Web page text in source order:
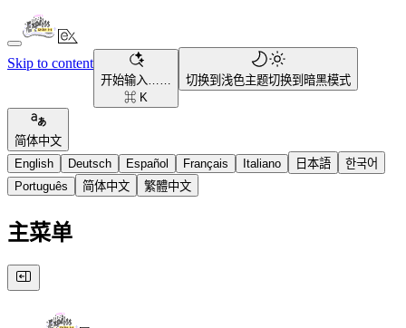
Skip to content
开始输入……
⌘ K
切换到浅色主题切换到暗黑模式
简体中文
English
Deutsch Español Français Italiano 日本語
한국어
Português
简体中文 繁體中文
主菜单